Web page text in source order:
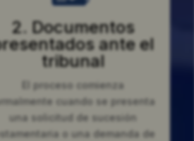
2. Documentos
ante el
tribunal
El proceso comienza
cuando se presenta
una solicitud de sucesión
o una demanda de